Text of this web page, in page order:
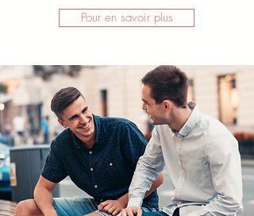
Pour en savoir plus